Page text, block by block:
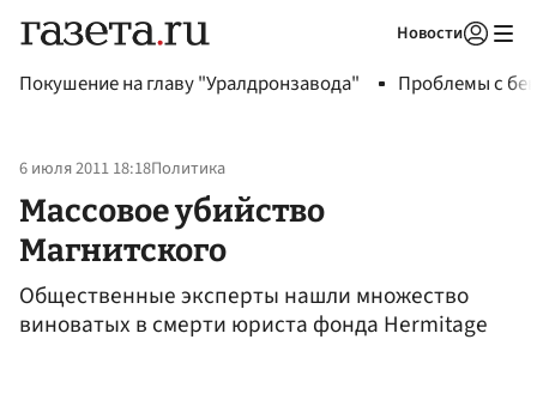
Новости
Покушение на главу "Уралдронзавода" Проблемы с
6 июля 2011 18:18Политика
Массовое убийство
Магнитского
Общественные эксперты нашли множество
виноватых в смерти юриста фонда Hermitage